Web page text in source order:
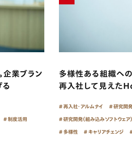
企業ブラン
る
制度活用
多様性ある組織への
再入社して見えた
再入社・アルムナイ 研究開発
研究開発（組み込みソフトウェア）
多様性 キャリアチェンジ